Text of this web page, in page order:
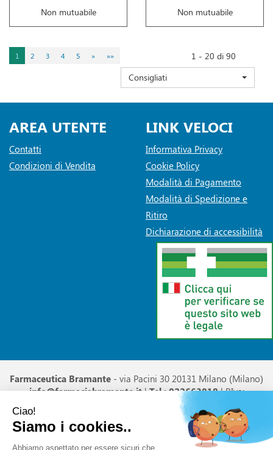
Non mutuabile Non mutuabile
1 2 3 4 5 » »»
1 - 20 di 90
Consigliati
AREA UTENTE
Contatti
Condizioni di Vendita
LINK VELOCI
Informativa Privacy
Cookie Policy
Modalità di Pagamento
Modalità di Spedizione e
Ritiro
Dichiarazione di accessibilità
Farmaceutica Bramante - via Pacini 30 20131 Milano (Milano)
info@farmaciabramante.it|Tel.: 022663818| P.Iva:
01032620153 | Numero R.E.A.:
Powered byPrenofa Web DesignFulcri srl